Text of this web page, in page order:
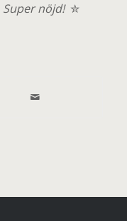
Super nöjd! ✮